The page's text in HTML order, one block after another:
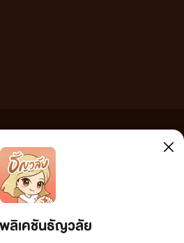
ลิเคชันธัญวลัย
อบต่อข้อความใดๆ ทั้งสิ้น ดังนั้นผู้อ่านทุกท่านโปรดใช้
หากท่านพบข้อความใดๆ ที่ขัดต่อกฎหมายและศีลธรรม
ทีมงานจะได้ดำเนินการในทันที ทั้งนี้ ทางเว็บไซต์ขอสงวน
เติม) พ.ศ.2558